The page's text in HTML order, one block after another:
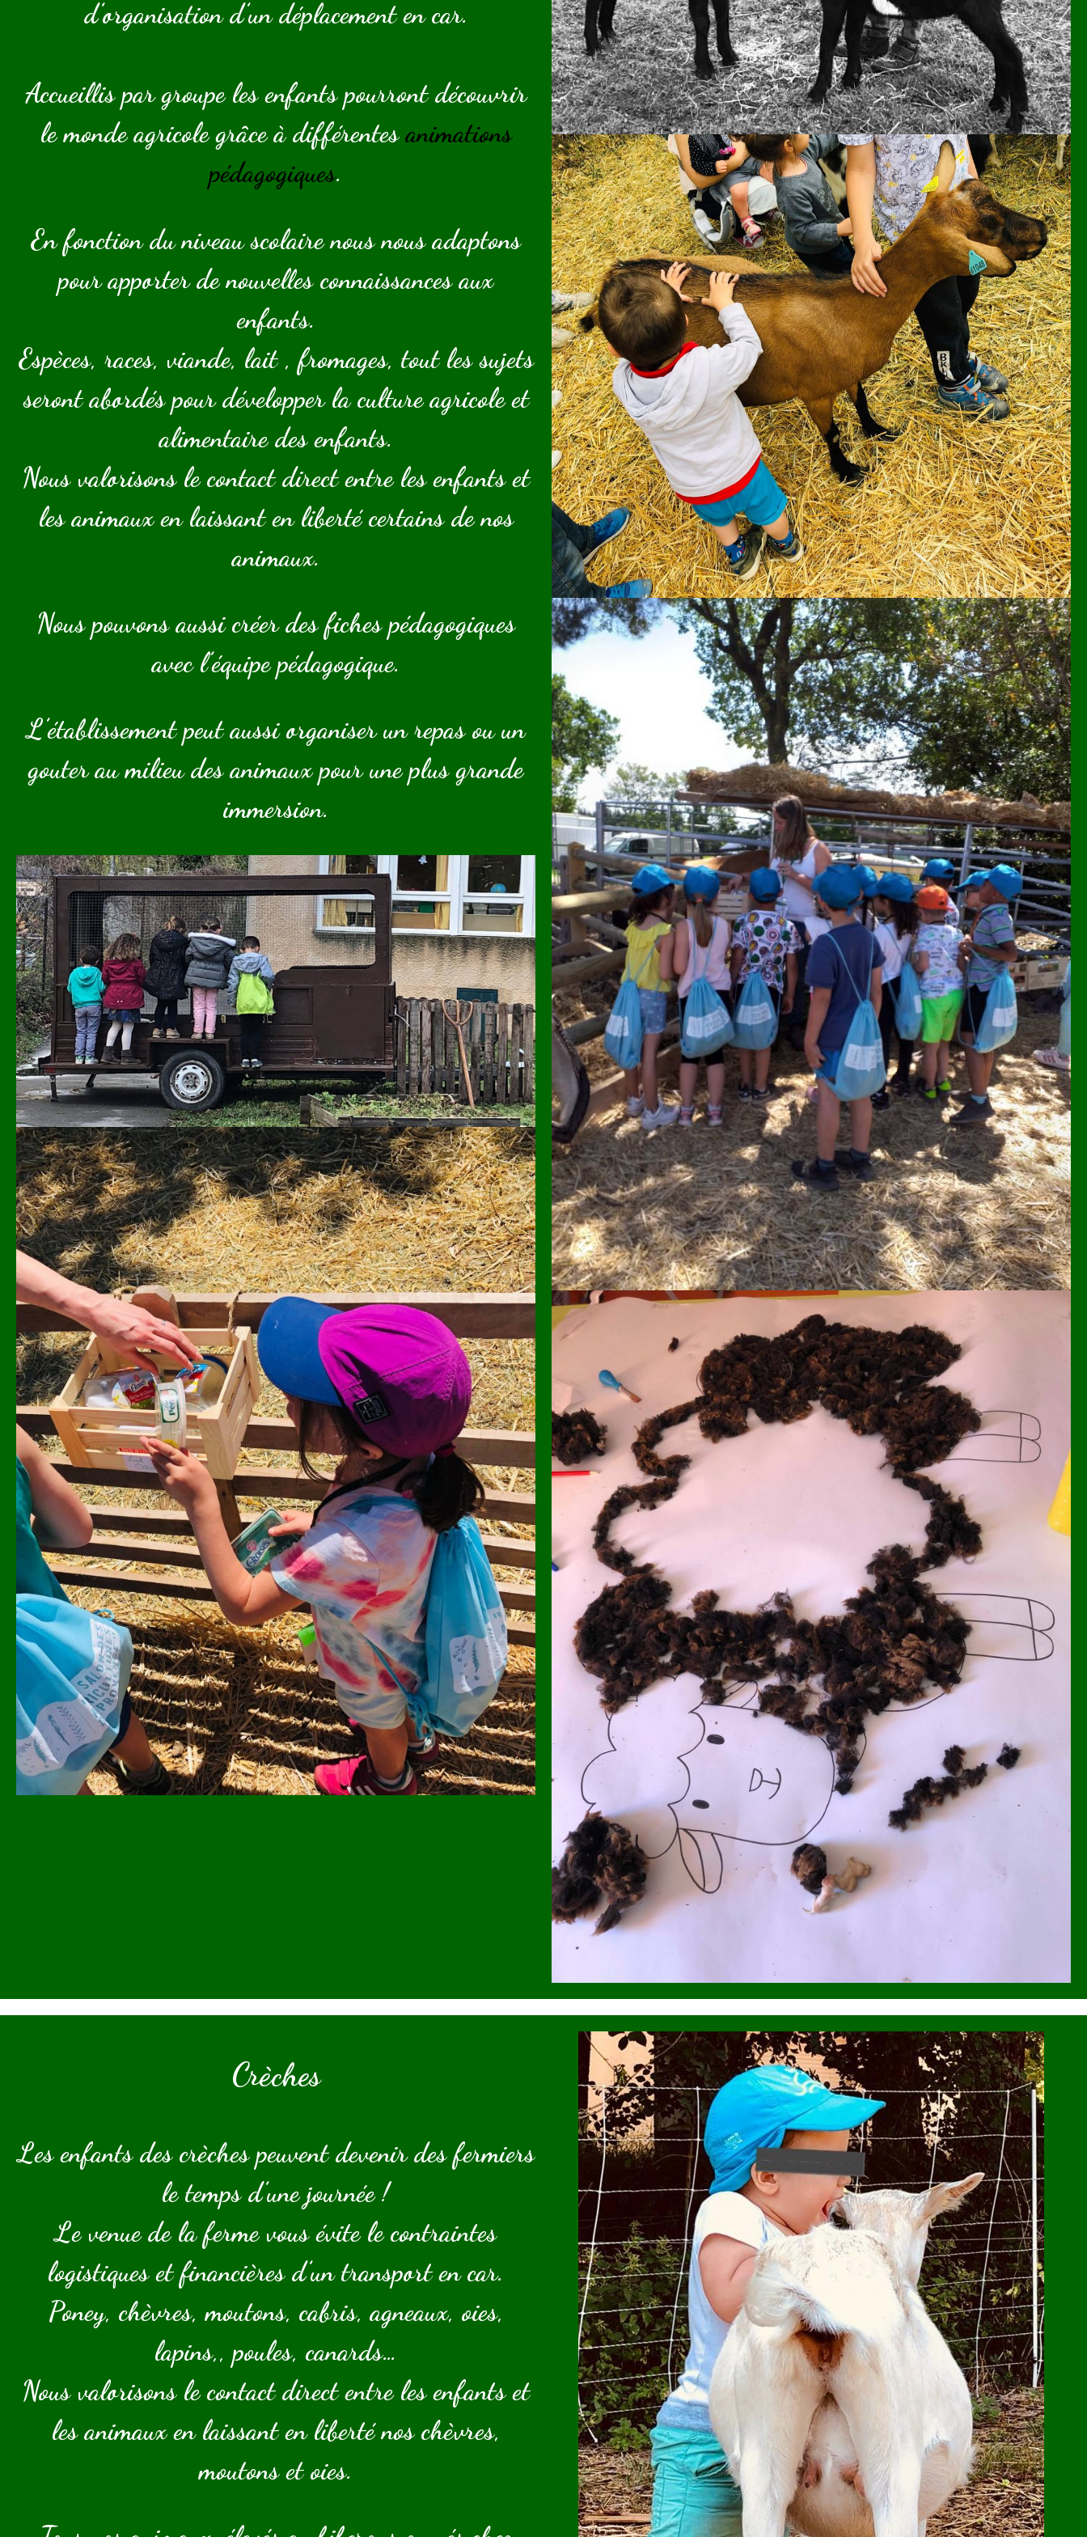
d’organisation d’un déplacement en car.
Accueillis par groupe les enfants pourront découvrir
le monde agricole grâce à différentesanimations
pédagogiques.
En fonction du niveau scolaire nous nous adaptons
pour apporter de nouvelles connaissances aux
enfants.
Espèces, races, viande, lait , fromages, tout les sujets
seront abordés pour développer la culture agricole et
alimentaire des enfants.
Nous valorisons le contact direct entre les enfants et
les animaux en laissant en liberté certains de nos
animaux.
Nous pouvons aussi créer des fiches pédagogiques
avec l’équipe pédagogique.
L’établissement peut aussi organiser un repas ou un
gouter au milieu des animaux pour une plus grande
immersion.
Crèches
Les enfants des crèches peuvent devenir des fermiers
le temps d’une journée !
Le venue de la ferme vous évite le contraintes
logistiques et financières d’un transport en car.
Poney, chèvres, moutons, cabris, agneaux, oies,
lapins,, poules, canards…
Nous valorisons le contact direct entre les enfants et
les animaux en laissant en liberté nos chèvres,
moutons et oies.